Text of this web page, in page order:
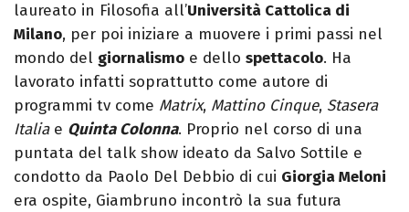
laureato in Filosofia all’Università Cattolica di
Milano, per poi iniziare a muovere i primi passi nel
mondo del giornalismo e dello spettacolo. Ha
lavorato infatti soprattutto come autore di
programmi tv come Matrix, Mattino Cinque, Stasera
Italia e Quinta Colonna. Proprio nel corso di una
puntata del talk show ideato da Salvo Sottile e
condotto da Paolo Del Debbio di cui Giorgia Meloni
era ospite, Giambruno incontrò la sua futura